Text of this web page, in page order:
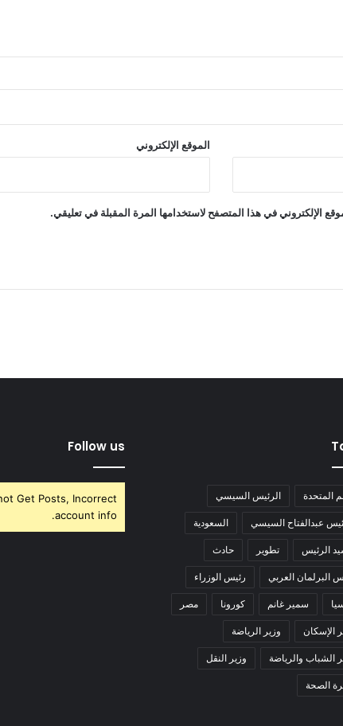
الموقع الإلكتروني
الإلكتروني في هذا المتصفح لاستخدامها المرة المقبلة في تعليقي.
المتحدة الرئيس السيسي
عبدالفتاح السيسي السعودية
الرئيس تطوير حادث
البرلمان العربي رئيس الوزراء
سمير غانم كورونا مصر
الإسكان وزير الرياضة
الشباب والرياضة وزير النقل
الصحة
Follow us
Get Posts, Incorrect
account info.